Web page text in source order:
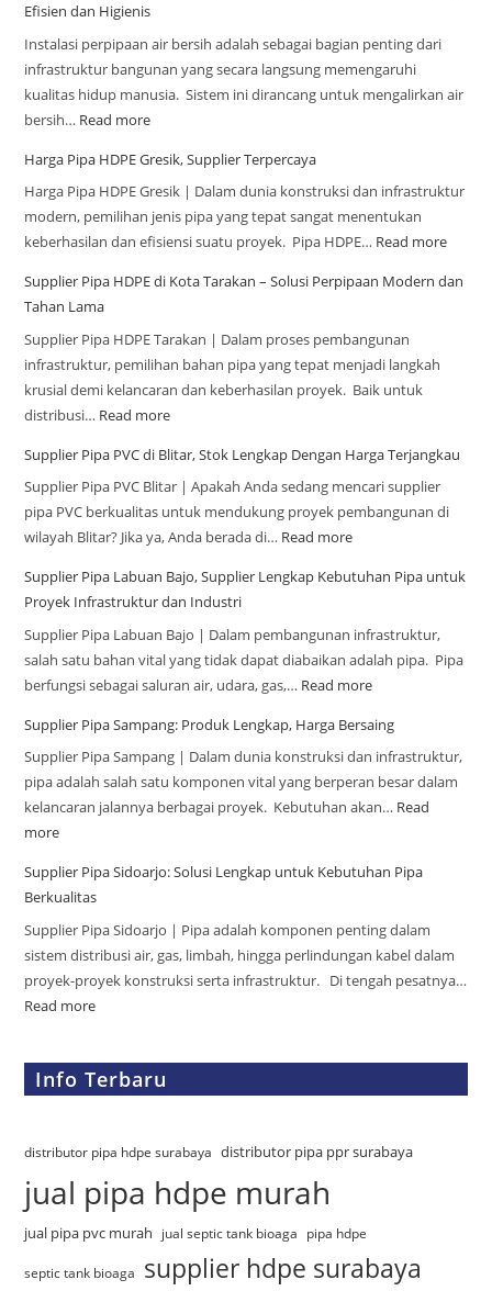
Efisien dan Higienis
Instalasi perpipaan air bersih adalah sebagai bagian penting dari
infrastruktur bangunan yang secara langsung memengaruhi
kualitas hidup manusia. Sistem ini dirancang untuk mengalirkan air
bersih… Read more
Harga Pipa HDPE Gresik, Supplier Terpercaya
Harga Pipa HDPE Gresik | Dalam dunia konstruksi dan infrastruktur
modern, pemilihan jenis pipa yang tepat sangat menentukan
keberhasilan dan efisiensi suatu proyek. Pipa HDPE… Read more
Supplier Pipa HDPE di Kota Tarakan – Solusi Perpipaan Modern dan
Tahan Lama
Supplier Pipa HDPE Tarakan | Dalam proses pembangunan
infrastruktur, pemilihan bahan pipa yang tepat menjadi langkah
krusial demi kelancaran dan keberhasilan proyek. Baik untuk
distribusi… Read more
Supplier Pipa PVC di Blitar, Stok Lengkap Dengan Harga Terjangkau
Supplier Pipa PVC Blitar | Apakah Anda sedang mencari supplier
pipa PVC berkualitas untuk mendukung proyek pembangunan di
wilayah Blitar? Jika ya, Anda berada di… Read more
Supplier Pipa Labuan Bajo, Supplier Lengkap Kebutuhan Pipa untuk
Proyek Infrastruktur dan Industri
Supplier Pipa Labuan Bajo | Dalam pembangunan infrastruktur,
salah satu bahan vital yang tidak dapat diabaikan adalah pipa. Pipa
berfungsi sebagai saluran air, udara, gas,… Read more
Supplier Pipa Sampang: Produk Lengkap, Harga Bersaing
Supplier Pipa Sampang | Dalam dunia konstruksi dan infrastruktur,
pipa adalah salah satu komponen vital yang berperan besar dalam
kelancaran jalannya berbagai proyek. Kebutuhan akan… Read
more
Supplier Pipa Sidoarjo: Solusi Lengkap untuk Kebutuhan Pipa
Berkualitas
Supplier Pipa Sidoarjo | Pipa adalah komponen penting dalam
sistem distribusi air, gas, limbah, hingga perlindungan kabel dalam
proyek-proyek konstruksi serta infrastruktur. Di tengah pesatnya…
Read more
Info Terbaru
distributor pipa hdpe surabaya distributor pipa ppr surabaya
jual pipa hdpe murah
jual pipa pvc murah jual septic tank bioaga pipa hdpe
septic tank bioaga supplier hdpe surabaya